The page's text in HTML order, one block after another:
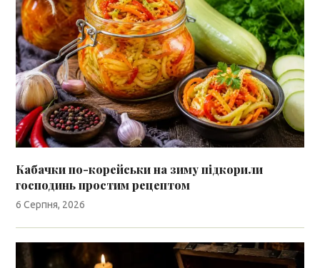
Кабачки по-корейськи на зиму підкорили
господинь простим рецептом
6 Серпня, 2026